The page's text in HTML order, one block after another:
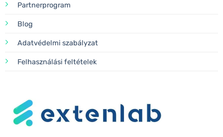
Partnerprogram
Blog
Adatvédelmi szabályzat
Felhasználási feltételek